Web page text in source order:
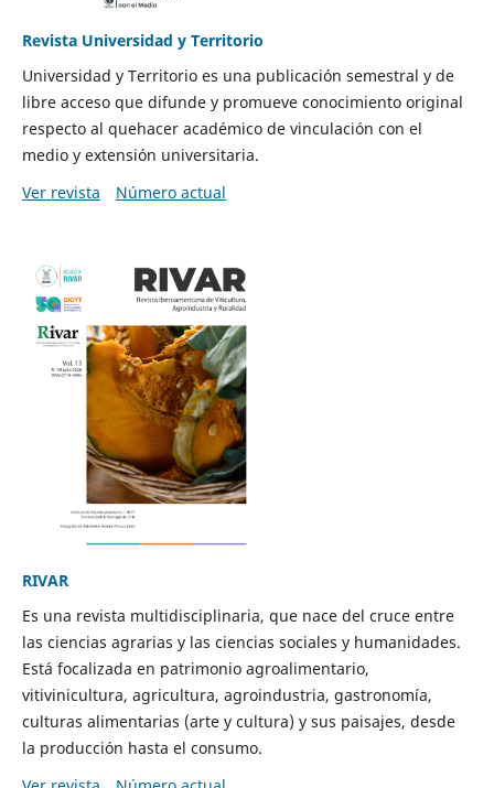
Revista Universidad y Territorio
Universidad y Territorio es una publicación semestral y de
libre acceso que difunde y promueve conocimiento original
respecto al quehacer académico de vinculación con el
medio y extensión universitaria.
Ver revista
Número actual
RIVAR
Es una revista multidisciplinaria, que nace del cruce entre
las ciencias agrarias y las ciencias sociales y humanidades.
Está focalizada en patrimonio agroalimentario,
vitivinicultura, agricultura, agroindustria, gastronomía,
culturas alimentarias (arte y cultura) y sus paisajes, desde
la producción hasta el consumo.